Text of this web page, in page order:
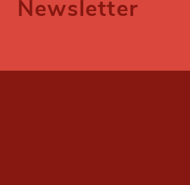
Newsletter